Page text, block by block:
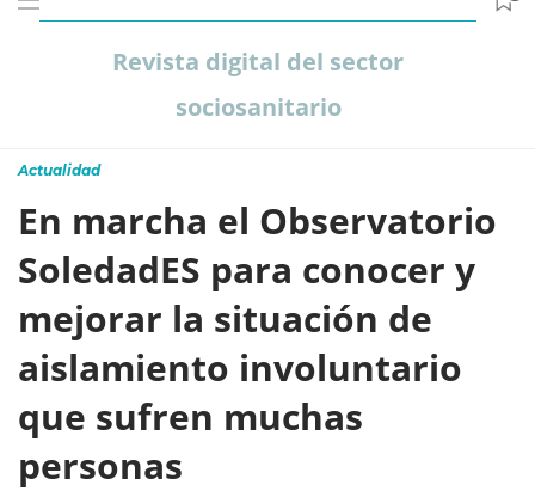
Revista digital del sector
sociosanitario
Actualidad
En marcha el Observatorio
SoledadES para conocer y
mejorar la situación de
aislamiento involuntario
que sufren muchas
personas